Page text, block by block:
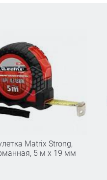
Matrix Strong,
5 м х 19 мм